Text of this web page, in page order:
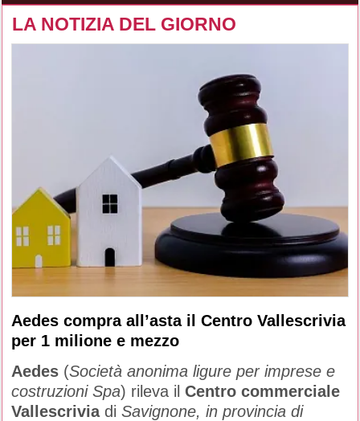
LA NOTIZIA DEL GIORNO
Aedes compra all’asta il Centro Vallescrivia
per 1 milione e mezzo
Aedes (Società anonima ligure per imprese e
costruzioni Spa) rileva il Centro commerciale
Vallescriviadi Savignone, in provincia di